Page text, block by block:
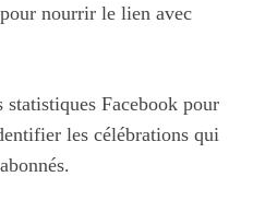
nourrir le lien avec
statistiques Facebook pour
les célébrations qui